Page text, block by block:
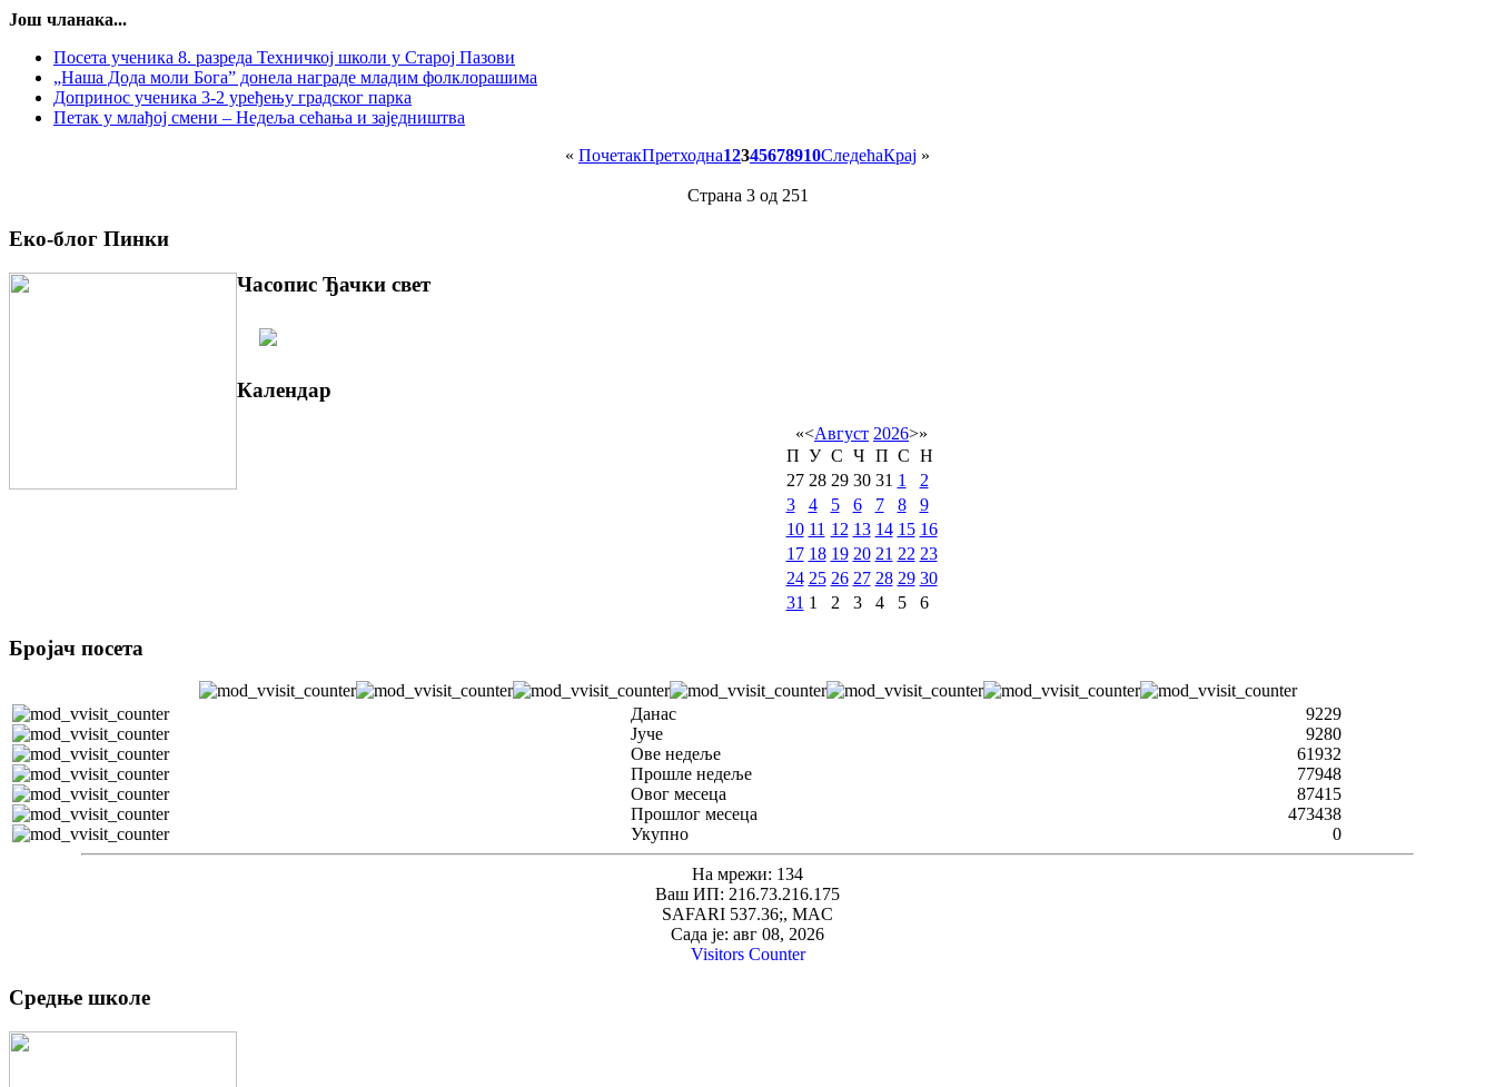
Још чланака...
Посета ученика 8. разреда Техничкој школи у Старој Пазови
„Наша Дода моли Бога” донела награде младим фолклорашима
Допринос ученика 3-2 уређењу градског парка
Петак у млађој смени – Недеља сећања и заједништва
« ПочетакПретходна12345678910СледећаКрај »
Страна 3 од 251
Еко-блог Пинки
Часопис Ђачки свет
Календар
«<Август 2026>»
П У С Ч П С Н
27 28 29 30 31 1
2
3
4 5 6 7 8
9
10 11 12 13 14 15 16
17 18 19 20 21 22 23
24 25 26 27 28 29 30
31 1 2 3 4 5 6
Бројач посета
Данас
9229
Јуче
9280
Ове недеље
61932
Прошле недеље
77948
Овог месеца
87415
Прошлог месеца
473438
Укупно
0
На мрежи: 134
Ваш ИП: 216.73.216.175
SAFARI 537.36;, MAC
Сада је: авг 08, 2026
Visitors Counter
Средње школе